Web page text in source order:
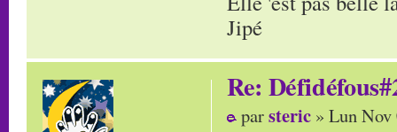
Jipé
Re:
parsteric » Lun Nov